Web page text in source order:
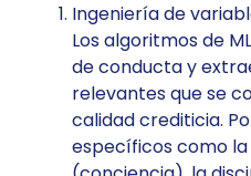
Ingeniería de
Los algoritmos de
de conducta y
relevantes que se
calidad crediticia.
específicos como